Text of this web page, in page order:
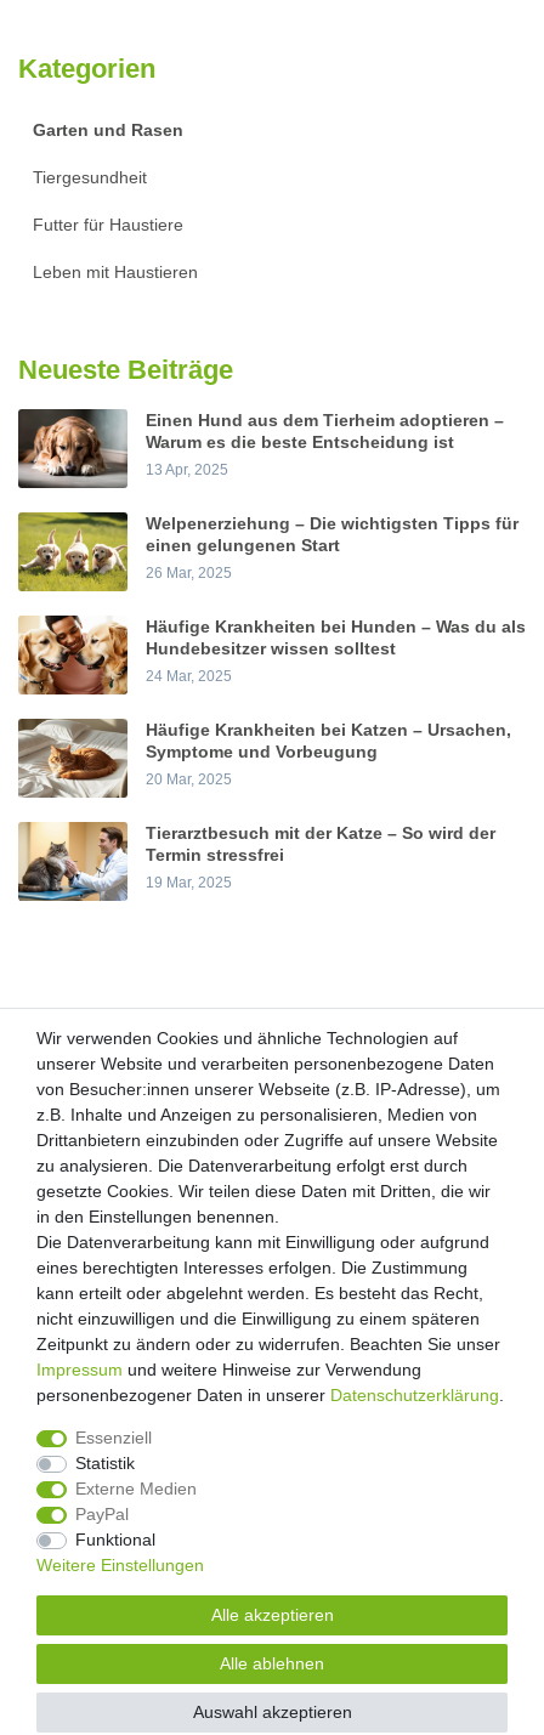
Kategorien
Garten und Rasen
Tiergesundheit
Futter für Haustiere
Leben mit Haustieren
Neueste Beiträge
Einen Hund aus dem Tierheim adoptieren –
Warum es die beste Entscheidung ist
13 Apr, 2025
Welpenerziehung – Die wichtigsten Tipps für
einen gelungenen Start
26 Mar, 2025
Häufige Krankheiten bei Hunden – Was du als
Hundebesitzer wissen solltest
24 Mar, 2025
Häufige Krankheiten bei Katzen – Ursachen,
Symptome und Vorbeugung
20 Mar, 2025
Tierarztbesuch mit der Katze – So wird der
Termin stressfrei
19 Mar, 2025
Kunden-Anfragen: info@zooheld.de
Über uns
Zahlung und Versand
Retouren
Zooheld Blog
Widerrufsrecht
Vertrag widerrufen
Geschäftsbedingungen
Impressum
Unsere Artikel sind gelistet auf:
© Copyright 2026 | Alle Rechte vorbehalten.
Alle Preise inklusive gesetzlicher Mehrwertsteuer und zuzüglich
| * Pflichtfeld
Wir verwenden Cookies und ähnliche Technologien auf
unserer Website und verarbeiten personenbezogene Daten
von Besucher:innen unserer Webseite (z.B. IP-Adresse), um
z.B. Inhalte und Anzeigen zu personalisieren, Medien von
Drittanbietern einzubinden oder Zugriffe auf unsere Website
zu analysieren. Die Datenverarbeitung erfolgt erst durch
gesetzte Cookies. Wir teilen diese Daten mit Dritten, die wir
in den Einstellungen benennen.
Die Datenverarbeitung kann mit Einwilligung oder aufgrund
eines berechtigten Interesses erfolgen. Die Zustimmung
kann erteilt oder abgelehnt werden. Es besteht das Recht,
nicht einzuwilligen und die Einwilligung zu einem späteren
Zeitpunkt zu ändern oder zu widerrufen. Beachten Sie unser
Impressum und weitere Hinweise zur Verwendung
personenbezogener Daten in unserer Daten­schutz­erklärung
Essenziell
Statistik
Externe Medien
PayPal
Funktional
Weitere Einstellungen
Alle akzeptieren
Alle ablehnen
Auswahl akzeptieren
Wir verwenden Cookies und ähnliche Technologien auf
unserer Website und verarbeiten personenbezogene Daten
von Besucher:innen unserer Webseite (z.B. IP-Adresse), um
z.B. Inhalte und Anzeigen zu personalisieren, Medien von
Drittanbietern einzubinden oder Zugriffe auf unsere Website
zu analysieren. Die Datenverarbeitung erfolgt erst durch
gesetzte Cookies. Wir teilen diese Daten mit Dritten, die wir
in den Einstellungen benennen.
Die Datenverarbeitung kann mit Einwilligung oder aufgrund
eines berechtigten Interesses erfolgen. Die Zustimmung
kann erteilt oder abgelehnt werden. Es besteht das Recht,
nicht einzuwilligen und die Einwilligung zu einem späteren
Zeitpunkt zu ändern oder zu widerrufen. Beachten Sie unser
Impressum und weitere Hinweise zur Verwendung
personenbezogener Daten in unserer Daten­schutz­erklärung
Essenziell
Statistik
Externe Medien
PayPal
Funktional
Weitere Einstellungen
Alle akzeptieren
Alle ablehnen
Auswahl akzeptieren